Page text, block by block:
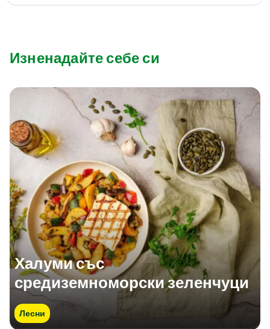
Изненадайте себе си
Халуми със
средиземноморски зеленчуци
Лесни